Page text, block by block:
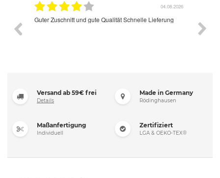
04.08.2026
Guter Zuschnitt und gute Qualität Schnelle Lieferung
sind
Versand ab 59€ frei
Details
Made in Germany
Rödinghausen
Maßanfertigung
Individuell
Zertifiziert
LGA & OEKO-TEX®